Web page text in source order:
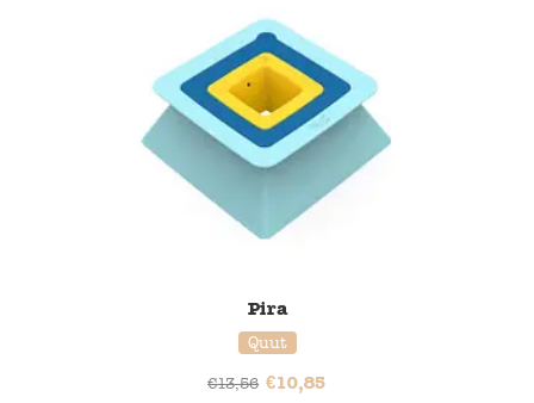
Pira
Quut
€13,56 €10,85